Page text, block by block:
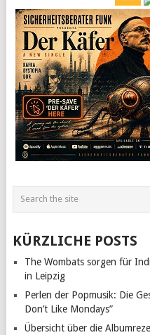
KÜRZLICHE POSTS
The Wombats sorgen für
in Leipzig
Perlen der Popmusik: Die
Don’t Like Mondays”
Übersicht über die